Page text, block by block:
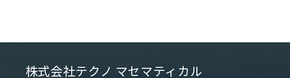
株式会社テクノ マセマティカル